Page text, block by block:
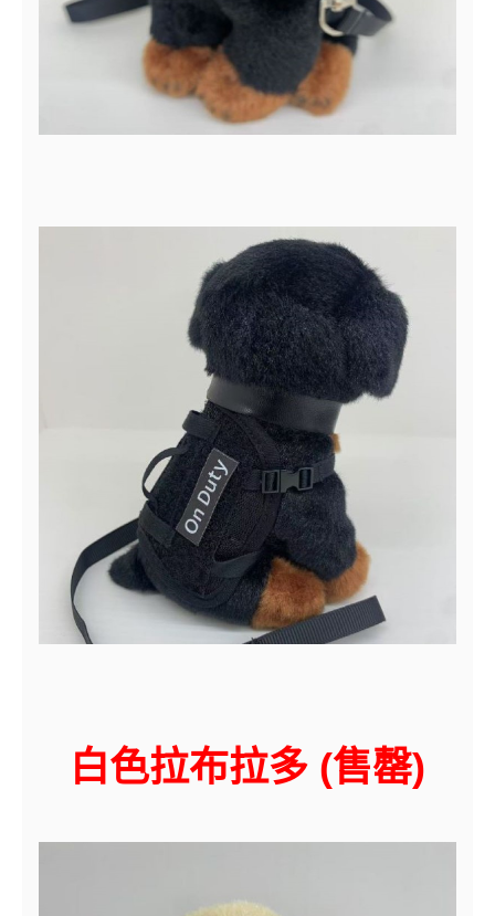
白色拉布拉多 (售罄)